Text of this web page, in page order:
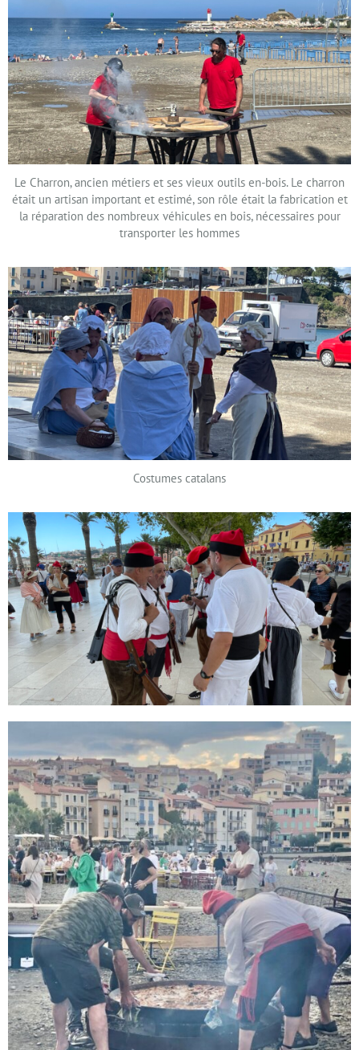
Le Charron, ancien métiers et ses vieux outils en-bois. Le charron
était un artisan important et estimé, son rôle était la fabrication et
la réparation des nombreux véhicules en bois, nécessaires pour
transporter les hommes
Costumes catalans